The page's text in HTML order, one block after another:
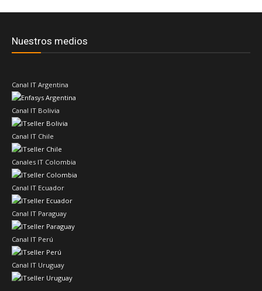
Nuestros medios
Canal IT Argentina
Canal IT Bolivia
Canal IT Chile
Canales IT Colombia
Canal IT Ecuador
Canal IT Paraguay
Canal IT Perú
Canal IT Uruguay